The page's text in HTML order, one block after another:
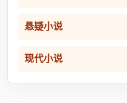
悬疑小说
现代小说